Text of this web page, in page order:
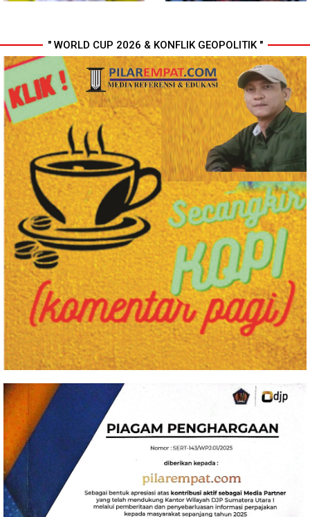
Polresta Deli Serdang Bekuk
Dua orang Pengedar Narkoba
di Pagar Merbau
Perkuat Kinerja Organisasi dan
Pengembangan Karier, OJK
Lantik Pejabat Baru
" WORLD CUP 2026 & KONFLIK GEOPOLITIK "